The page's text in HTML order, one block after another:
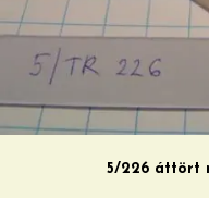
5/226 áttört